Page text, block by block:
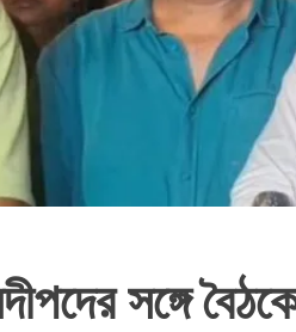
সঙ্গে